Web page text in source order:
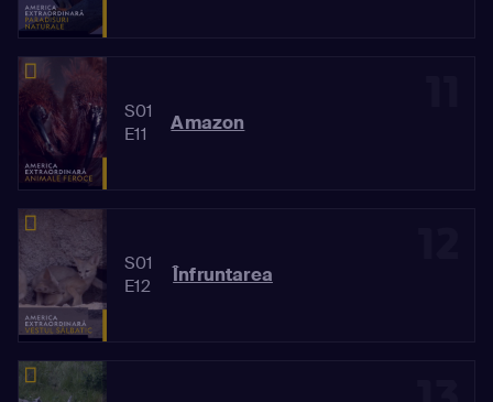
S01
E11
Amazon
S01
E12
Înfruntarea